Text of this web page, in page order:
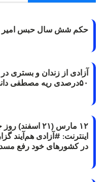
حکم شش سال حبس امیر
آزادی از زندان و بستری
۵۰درصدی ریه مصطفی دانشجو
۱۲ مارس (۲۱
در کشورهای خود رفع